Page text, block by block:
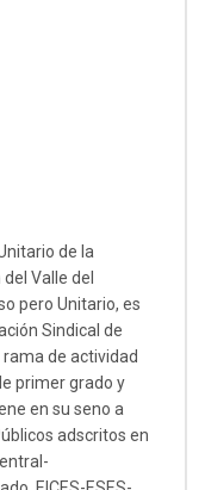
de la
Valle del
pero Unitario, es
Sindical de
de actividad
primer grado y
en su seno a
adscritos en